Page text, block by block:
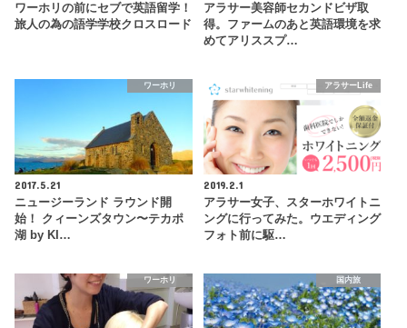
ワーホリの前にセブで英語留学！
旅人の為の語学学校クロスロード
アラサー美容師セカンドビザ取
得。ファームのあと英語環境を求
めてアリススプ…
ワーホリ
2017.5.21
ニュージーランド ラウンド開
始！ クィーンズタウン〜テカポ
湖 by KI…
アラサーLife
2019.2.1
アラサー女子、スターホワイトニ
ングに行ってみた。ウエディング
フォト前に駆…
ワーホリ 国内旅